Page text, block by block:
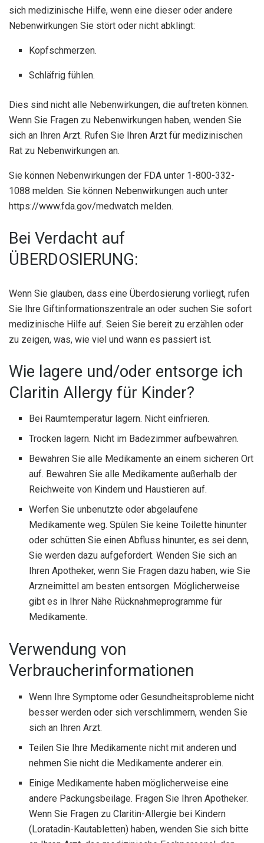
sich medizinische Hilfe, wenn eine dieser oder andere
Nebenwirkungen Sie stört oder nicht abklingt:
Kopfschmerzen.
Schläfrig fühlen.
Dies sind nicht alle Nebenwirkungen, die auftreten können.
Wenn Sie Fragen zu Nebenwirkungen haben, wenden Sie
sich an Ihren Arzt. Rufen Sie Ihren Arzt für medizinischen
Rat zu Nebenwirkungen an.
Sie können Nebenwirkungen der FDA unter 1-800-332-
1088 melden. Sie können Nebenwirkungen auch unter
https://www.fda.gov/medwatch melden.
Bei Verdacht auf
ÜBERDOSIERUNG:
Wenn Sie glauben, dass eine Überdosierung vorliegt, rufen
Sie Ihre Giftinformationszentrale an oder suchen Sie sofort
medizinische Hilfe auf. Seien Sie bereit zu erzählen oder
zu zeigen, was, wie viel und wann es passiert ist.
Wie lagere und/oder entsorge ich
Claritin Allergy für Kinder?
Bei Raumtemperatur lagern. Nicht einfrieren.
Trocken lagern. Nicht im Badezimmer aufbewahren.
Bewahren Sie alle Medikamente an einem sicheren Ort
auf. Bewahren Sie alle Medikamente außerhalb der
Reichweite von Kindern und Haustieren auf.
Werfen Sie unbenutzte oder abgelaufene
Medikamente weg. Spülen Sie keine Toilette hinunter
oder schütten Sie einen Abfluss hinunter, es sei denn,
Sie werden dazu aufgefordert. Wenden Sie sich an
Ihren Apotheker, wenn Sie Fragen dazu haben, wie Sie
Arzneimittel am besten entsorgen. Möglicherweise
gibt es in Ihrer Nähe Rücknahmeprogramme für
Medikamente.
Verwendung von
Verbraucherinformationen
Wenn Ihre Symptome oder Gesundheitsprobleme nicht
besser werden oder sich verschlimmern, wenden Sie
sich an Ihren Arzt.
Teilen Sie Ihre Medikamente nicht mit anderen und
nehmen Sie nicht die Medikamente anderer ein.
Einige Medikamente haben möglicherweise eine
andere Packungsbeilage. Fragen Sie Ihren Apotheker.
Wenn Sie Fragen zu Claritin-Allergie bei Kindern
(Loratadin-Kautabletten) haben, wenden Sie sich bitte